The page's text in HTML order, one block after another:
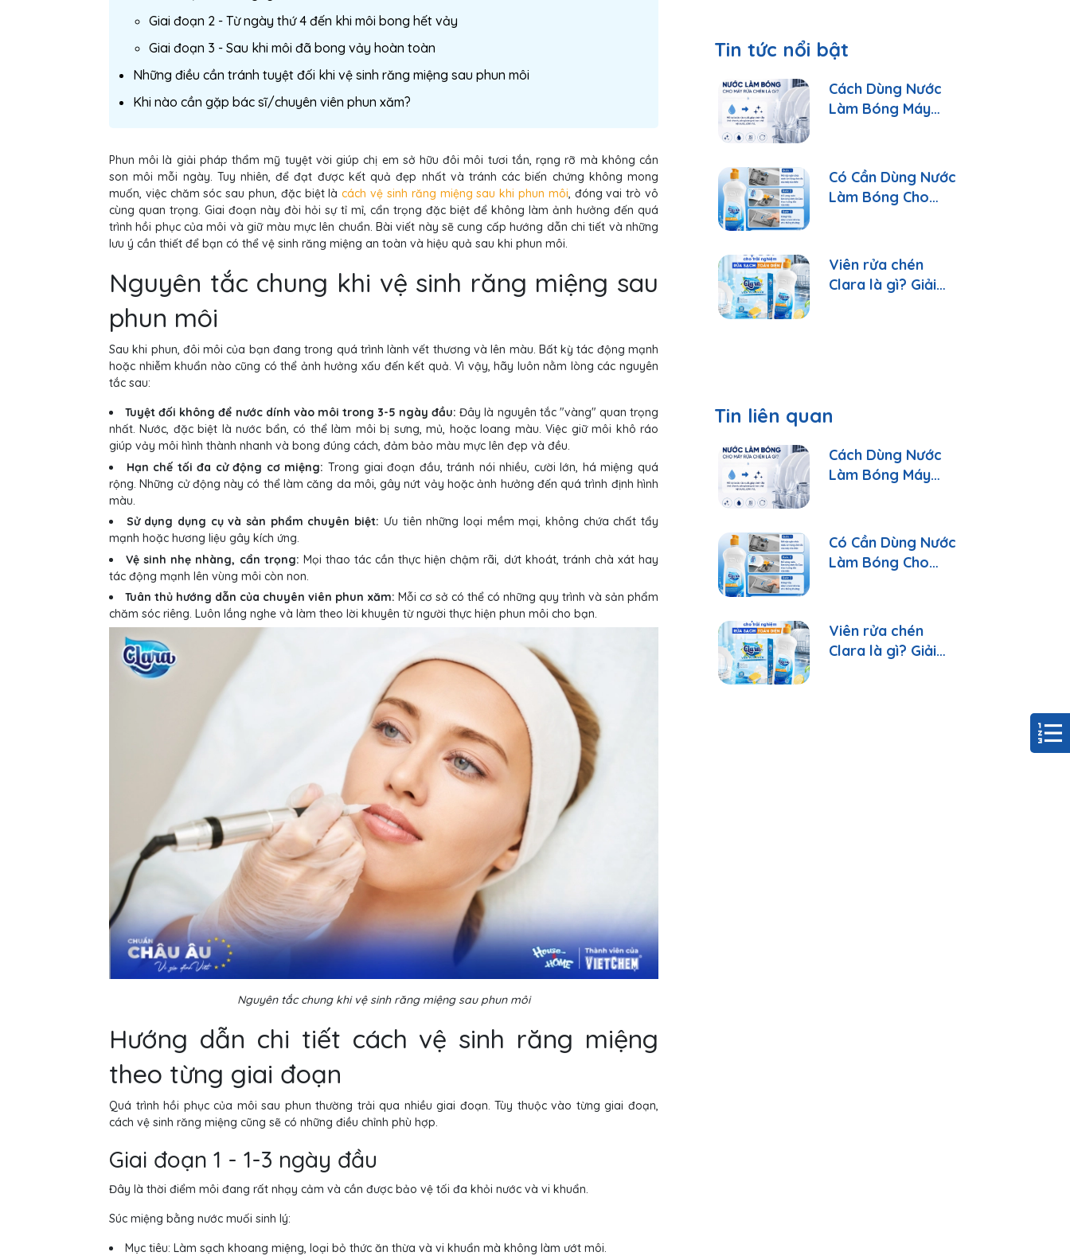
Giai đoạn 2 - Từ ngày thứ 4 đến khi môi bong hết vảy
Giai đoạn 3 - Sau khi môi đã bong vảy hoàn toàn
Những điều cần tránh tuyệt đối khi vệ sinh răng miệng sau phun môi
Khi nào cần gặp bác sĩ/chuyên viên phun xăm?
Phun môi là giải pháp thẩm mỹ tuyệt vời giúp chị em sở hữu đôi môi tươi tắn, rạng rỡ mà không cần
son môi mỗi ngày. Tuy nhiên, để đạt được kết quả đẹp nhất và tránh các biến chứng không mong
muốn, việc chăm sóc sau phun, đặc biệt làcách vệ sinh răng miệng sau khi phun môi, đóng vai trò vô
cùng quan trọng. Giai đoạn này đòi hỏi sự tỉ mỉ, cẩn trọng đặc biệt để không làm ảnh hưởng đến quá
trình hồi phục của môi và giữ màu mực lên chuẩn. Bài viết này sẽ cung cấp hướng dẫn chi tiết và những
lưu ý cần thiết để bạn có thể vệ sinh răng miệng an toàn và hiệu quả sau khi phun môi.
Nguyên tắc chung khi vệ sinh răng miệng sau
phun môi
Sau khi phun, đôi môi của bạn đang trong quá trình lành vết thương và lên màu. Bất kỳ tác động mạnh
hoặc nhiễm khuẩn nào cũng có thể ảnh hưởng xấu đến kết quả. Vì vậy, hãy luôn nằm lòng các nguyên
tắc sau:
Tuyệt đối không để nước dính vào môi trong 3-5 ngày đầu: Đây là nguyên tắc "vàng" quan trọng
nhất. Nước, đặc biệt là nước bẩn, có thể làm môi bị sưng, mủ, hoặc loang màu. Việc giữ môi khô ráo
giúp vảy môi hình thành nhanh và bong đúng cách, đảm bảo màu mực lên đẹp và đều.
Hạn chế tối đa cử động cơ miệng: Trong giai đoạn đầu, tránh nói nhiều, cười lớn, há miệng quá
rộng. Những cử động này có thể làm căng da môi, gây nứt vảy hoặc ảnh hưởng đến quá trình định hình
màu.
Sử dụng dụng cụ và sản phẩm chuyên biệt: Ưu tiên những loại mềm mại, không chứa chất tẩy
mạnh hoặc hương liệu gây kích ứng.
Vệ sinh nhẹ nhàng, cẩn trọng: Mọi thao tác cần thực hiện chậm rãi, dứt khoát, tránh chà xát hay
tác động mạnh lên vùng môi còn non.
Tuân thủ hướng dẫn của chuyên viên phun xăm: Mỗi cơ sở có thể có những quy trình và sản phẩm
chăm sóc riêng. Luôn lắng nghe và làm theo lời khuyên từ người thực hiện phun môi cho bạn.
Nguyên tắc chung khi vệ sinh răng miệng sau phun môi
Hướng dẫn chi tiết cách vệ sinh răng miệng
theo từng giai đoạn
Quá trình hồi phục của môi sau phun thường trải qua nhiều giai đoạn. Tùy thuộc vào từng giai đoạn,
cách vệ sinh răng miệng cũng sẽ có những điều chỉnh phù hợp.
Giai đoạn 1 - 1-3 ngày đầu
Đây là thời điểm môi đang rất nhạy cảm và cần được bảo vệ tối đa khỏi nước và vi khuẩn.
Súc miệng bằng nước muối sinh lý:
Mục tiêu: Làm sạch khoang miệng, loại bỏ thức ăn thừa và vi khuẩn mà không làm ướt môi.
Tin tức nổi bật
Cách Dùng Nước
Làm Bóng Máy
Có Cần Dùng Nước
Làm Bóng Cho
Viên rửa chén
Clara là gì? Giải
Tin liên quan
Cách Dùng Nước
Làm Bóng Máy
Có Cần Dùng Nước
Làm Bóng Cho
Viên rửa chén
Clara là gì? Giải